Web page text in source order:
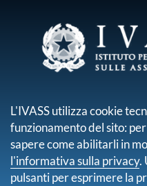
sei qui:
Rendite
registro
L'IVASS utilizza cookie
funzionamento del sito:
sapere come abilitarli in
l'informativa sulla privacy.
pulsanti per esprimere la